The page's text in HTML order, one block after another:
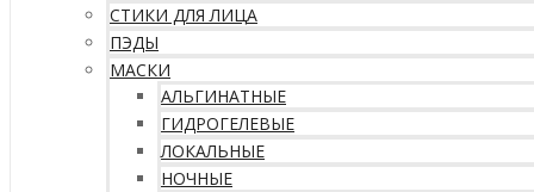
СТИКИ ДЛЯ ЛИЦА
ПЭДЫ
МАСКИ
АЛЬГИНАТНЫЕ
ГИДРОГЕЛЕВЫЕ
ЛОКАЛЬНЫЕ
НОЧНЫЕ